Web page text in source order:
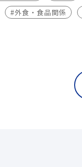
#外食・食品関係